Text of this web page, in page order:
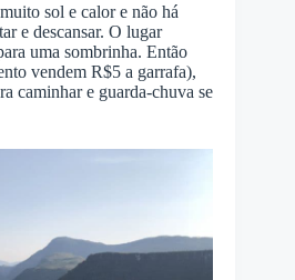
sol e calor e não há
e descansar. O lugar
uma sombrinha. Então
vendem R$5 a garrafa),
caminhar e guarda-chuva se